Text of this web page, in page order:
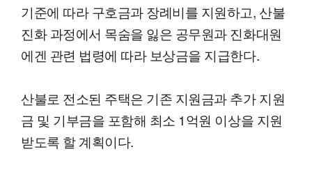
기준에 따라 구호금과 장례비를 지원하고, 산불
진화 과정에서 목숨을 잃은 공무원과 진화대원
에겐 관련 법령에 따라 보상금을 지급한다.
산불로 전소된 주택은 기존 지원금과 추가 지원
금 및 기부금을 포함해 최소 1억원 이상을 지원
받도록 할 계획이다.